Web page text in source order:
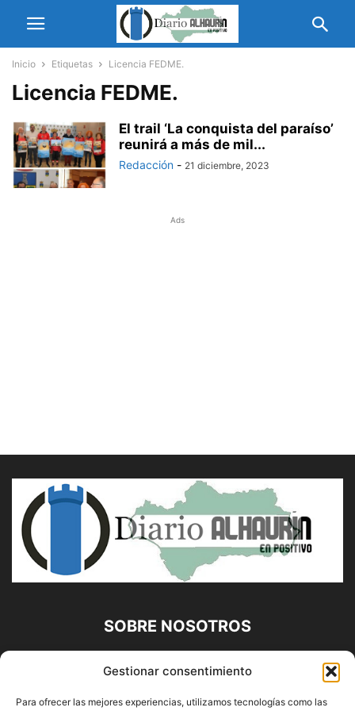
Gestionar consentimiento
Para ofrecer las mejores experiencias, utilizamos tecnologías como las
Inicio Etiquetas Licencia FEDME.
Licencia FEDME.
El trail ‘La conquista del paraíso’
reunirá a más de mil...
Redacción - 21 diciembre, 2023
Ads
SOBRE NOSOTROS
Diario Alhaurín (www.alhaurindelatorre.com) Propiedad de
Francisco E. López López | 639 95 71 95 | Noticias de
Alhaurín de la Torre, Málaga y Provincia|